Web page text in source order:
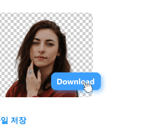
저장